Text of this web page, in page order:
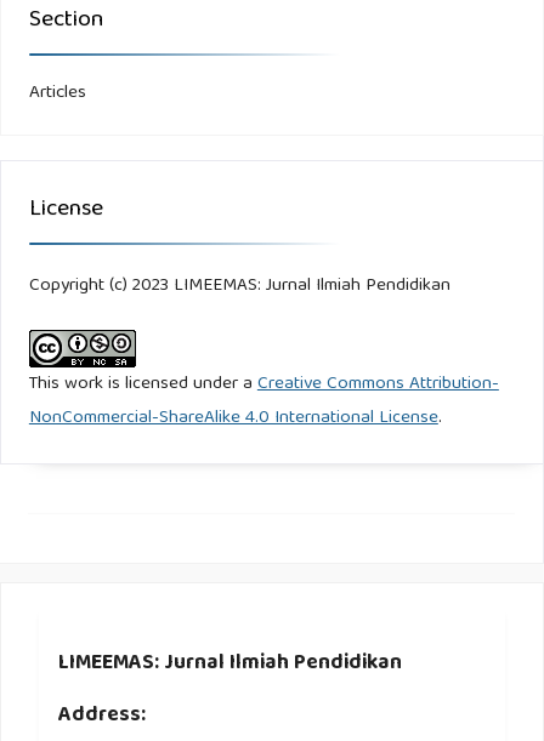
Section
Articles
License
Copyright (c) 2023 LIMEEMAS: Jurnal Ilmiah Pendidikan
This work is licensed under aCreative Commons Attribution-
NonCommercial-ShareAlike 4.0 International License.
LIMEEMAS: Jurnal Ilmiah Pendidikan
Address: